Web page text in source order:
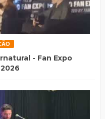
- Fan Expo